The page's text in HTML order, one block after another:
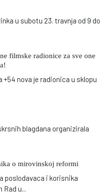
u subotu 23. travnja od 9 do
filmske radionice za sve one
+54 nova je radionica u sklopu
blagdana organizirala
o mirovinskoj reformi
poslodavaca i korisnika
Rad u